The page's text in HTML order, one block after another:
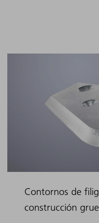
Contornos de
construcción